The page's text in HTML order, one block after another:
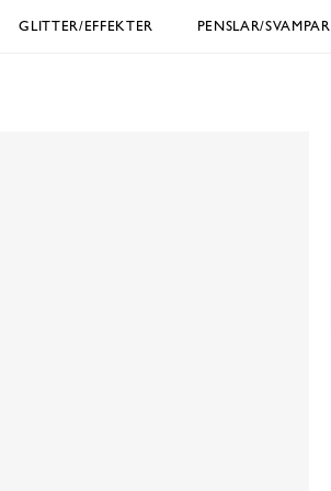
GLITTER/EFFEKTER PENSLAR/SVAMPAR